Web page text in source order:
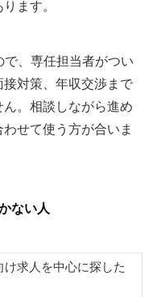
ます。
で、専任担当者がつい
対策、年収交渉まで
。相談しながら進め
せて使う方が合いま
ない人
け求人を中心に探した